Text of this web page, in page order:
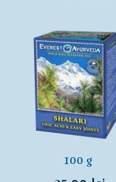
100 g